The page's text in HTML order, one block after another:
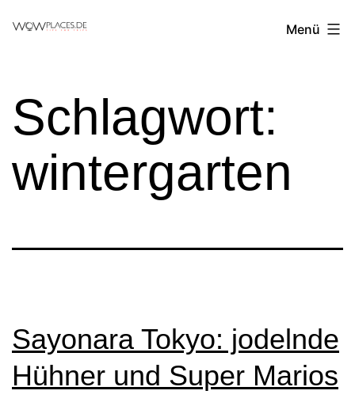
Reiseblog
Menü
Schlagwort:
wintergarten
Sayonara Tokyo: jodelnde
Hühner und Super Marios